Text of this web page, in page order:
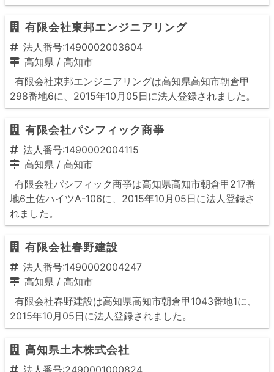
有限会社東邦エンジニアリング
法人番号:1490002003604
高知県 / 高知市
有限会社東邦エンジニアリングは高知県高知市朝倉甲
298番地6に、2015年10月05日に法人登録されました。
有限会社パシフィック商亊
法人番号:1490002004115
高知県 / 高知市
有限会社パシフィック商亊は高知県高知市朝倉甲217番
地6土佐ハイツA-106に、2015年10月05日に法人登録さ
れました。
有限会社春野建設
法人番号:1490002004247
高知県 / 高知市
有限会社春野建設は高知県高知市朝倉甲1043番地1に、
2015年10月05日に法人登録されました。
高知県土木株式会社
法人番号:2490001000824